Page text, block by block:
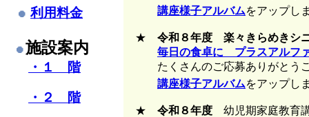
利用料金
施設案内
・１ 階
・２ 階
講座様子アルバムをアップし
★ 令和８年度
楽々きらめきシ
毎日の食卓に プラスアルフ
たくさんのご応募ありがとうご
講座様子アルバムをアップし
★ 令和８年度 幼児期家庭教育